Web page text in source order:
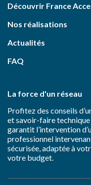
Découvrir France
Nos réalisations
Actualités
FAQ
La force d'un réseau
Profitez des conseils
et savoir-faire
garantit l’intervention
professionnel
sécurisée, adaptée à
votre budget.